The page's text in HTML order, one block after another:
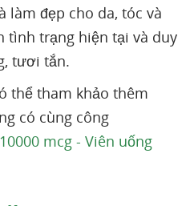
làm đẹp cho da, tóc và
tình trạng hiện tại và duy
tươi tắn.
thể tham khảo thêm
có cùng công
mcg - Viên uống